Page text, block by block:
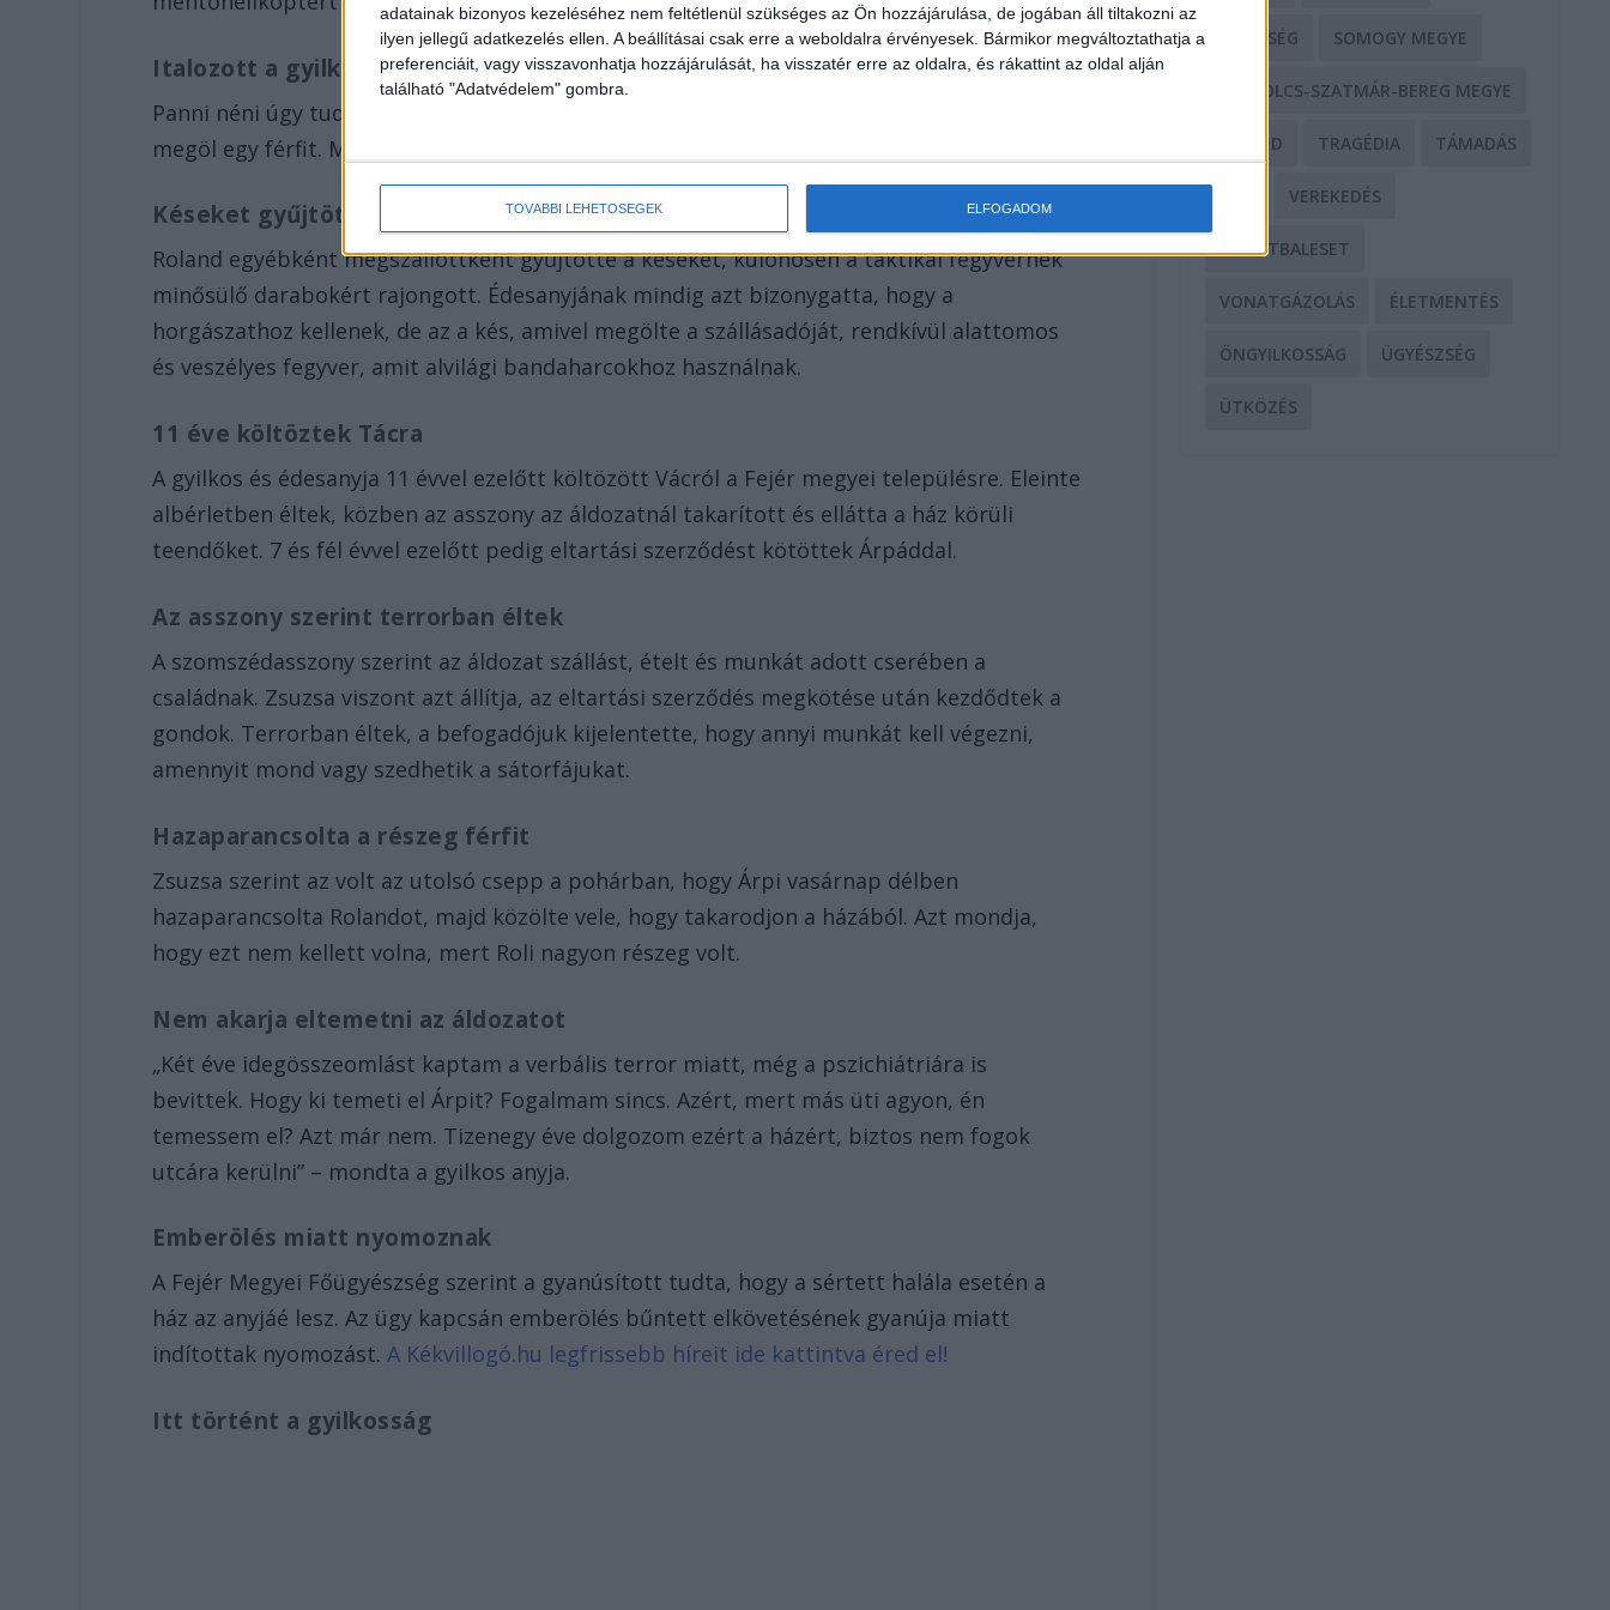
adatainak bizonyos kezeléséhez nem feltétlenül szükséges az Ön hozzájárulása, de jogában áll tiltakozni az
ilyen jellegű adatkezelés ellen. A beállításai csak erre a weboldalra érvényesek. Bármikor megváltoztathatja a
preferenciáit, vagy visszavonhatja hozzájárulását, ha visszatér erre az oldalra, és rákattint az oldal alján
található "Adatvédelem" gombra.
TOVÁBBI LEHETŐSÉGEK ELFOGADOM
Italozott a gyilkosság előtt
Panni néni úgy tudja, Roland a gyilkosság előtt a Teri büfénél azzal kérkedett, hogy ma
megöl egy férfit. Még a rendőröket is kihívta magára.
Késeket gyűjtött
Roland egyébként megszállottként gyűjtötte a késeket, különösen a taktikai fegyvernek
minősülő darabokért rajongott. Édesanyjának mindig azt bizonygatta, hogy a
horgászathoz kellenek, de az a kés, amivel megölte a szállásadóját, rendkívül alattomos
és veszélyes fegyver, amit alvilági bandaharcokhoz használnak.
11 éve költöztek Tácra
A gyilkos és édesanyja 11 évvel ezelőtt költözött Vácról a Fejér megyei településre. Eleinte
albérletben éltek, közben az asszony az áldozatnál takarított és ellátta a ház körüli
teendőket. 7 és fél évvel ezelőtt pedig eltartási szerződést kötöttek Árpáddal.
Az asszony szerint terrorban éltek
A szomszédasszony szerint az áldozat szállást, ételt és munkát adott cserében a
családnak. Zsuzsa viszont azt állítja, az eltartási szerződés megkötése után kezdődtek a
gondok. Terrorban éltek, a befogadójuk kijelentette, hogy annyi munkát kell végezni,
amennyit mond vagy szedhetik a sátorfájukat.
Hazaparancsolta a részeg férfit
Zsuzsa szerint az volt az utolsó csepp a pohárban, hogy Árpi vasárnap délben
hazaparancsolta Rolandot, majd közölte vele, hogy takarodjon a házából. Azt mondja,
hogy ezt nem kellett volna, mert Roli nagyon részeg volt.
Nem akarja eltemetni az áldozatot
„Két éve idegösszeomlást kaptam a verbális terror miatt, még a pszichiátriára is
bevittek. Hogy ki temeti el Árpit? Fogalmam sincs. Azért, mert más üti agyon, én
temessem el? Azt már nem. Tizenegy éve dolgozom ezért a házért, biztos nem fogok
utcára kerülni” – mondta a gyilkos anyja.
Emberölés miatt nyomoznak
A Fejér Megyei Főügyészség szerint a gyanúsított tudta, hogy a sértett halála esetén a
ház az anyjáé lesz. Az ügy kapcsán emberölés bűntett elkövetésének gyanúja miatt
indítottak nyomozást.A Kékvillogó.hu legfrissebb híreit ide kattintva éred el!
Itt történt a gyilkosság
SEGÍTSÉG SOMOGY MEGYE
SZABOLCS-SZATMÁR-BEREG MEGYE
SZEGED TRAGÉDIA TÁMADÁS
VEREKEDÉS
VONATBALESET
VONATGÁZOLÁS ÉLETMENTÉS
ÖNGYILKOSSÁG ÜGYÉSZSÉG
ÜTKÖZÉS